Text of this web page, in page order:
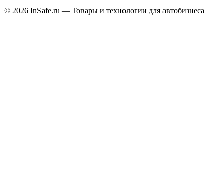
© 2026 InSafe.ru — Товары и технологии для автобизнеса